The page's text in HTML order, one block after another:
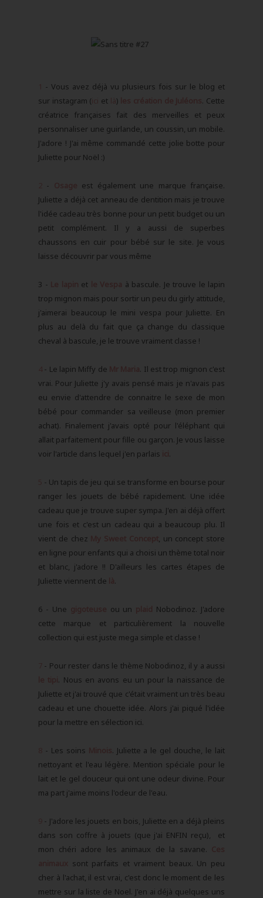
- Vous avez déjà vu plusieurs fois sur le blog et
sur instagram (
et )
. Cette
créatrice françaises fait des merveilles et peux
personnaliser une guirlande, un coussin, un mobile.
J'adore ! J'ai même commandé cette jolie botte pour
Juliette pour Noël :)
-
est également une marque française.
Juliette a déjà cet anneau de dentition mais je trouve
l'idée cadeau très bonne pour un petit budget ou un
petit complément. Il y a aussi de superbes
chaussons en cuir pour bébé sur le site. Je vous
laisse découvrir par vous même
3 - et
à bascule. Je trouve le lapin
trop mignon mais pour sortir un peu du girly attitude,
j'aimerai beaucoup le mini vespa pour Juliette. En
plus au delà du fait que ça change du classique
cheval à bascule, je le trouve vraiment classe !
- Le lapin Miffy de
. Il est trop mignon c'est
vrai. Pour Juliette j'y avais pensé mais je n'avais pas
eu envie d'attendre de connaitre le sexe de mon
bébé pour commander sa veilleuse (mon premier
achat). Finalement j'avais opté pour l'éléphant qui
allait parfaitement pour fille ou garçon. Je vous laisse
voir l'article dans lequel j'en parlais
.
- Un tapis de jeu qui se transforme en bourse pour
ranger les jouets de bébé rapidement. Une idée
cadeau que je trouve super sympa. J'en ai déjà offert
une fois et c'est un cadeau qui a beaucoup plu. Il
vient de chez
, un concept store
en ligne pour enfants qui a choisi un thème total noir
et blanc, j'adore !! D'ailleurs les cartes étapes de
Juliette viennent de
.
6 - Une ou un
Nobodinoz. J'adore
cette marque et particulièrement la nouvelle
collection qui est juste mega simple et classe !
- Pour rester dans le thème Nobodinoz, il y a aussi
. Nous en avons eu un pour la naissance de
Juliette et j'ai trouvé que c'était vraiment un très beau
cadeau et une chouette idée. Alors j'ai piqué l'idée
pour la mettre en sélection ici.
- Les soins
. Juliette a le gel douche, le lait
nettoyant et l'eau légère. Mention spéciale pour le
lait et le gel douceur qui ont une odeur divine. Pour
ma part j'aime moins l'odeur de l'eau.
- J'adore les jouets en bois, Juliette en a déjà pleins
dans son coffre à jouets (que j'ai ENFIN reçu), et
mon chéri adore les animaux de la savane.
sont parfaits et vraiment beaux. Un peu
cher à l'achat, il est vrai, c'est donc le moment de les
mettre sur la liste de Noel. J'en ai déjà quelques uns